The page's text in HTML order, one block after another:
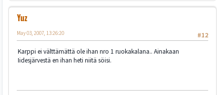
Yuz
#12
May 03, 2007, 13:26:20
Karppi ei välttämättä ole ihan nro 1 ruokakalana.. Ainakaan
Iidesjärvestä en ihan heti niitä söisi.